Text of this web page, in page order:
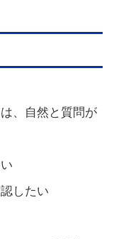
、自然と質問が
したい